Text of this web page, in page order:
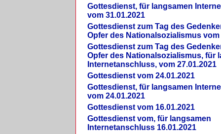
Gottesdienst, für langsamen
vom 31.01.2021
Gottesdienst zum Tag des
Opfer des Nationalsozialismus vom
Gottesdienst zum Tag des
Opfer des Nationalsozialismus, für
Internetanschluss, vom 27.01.2021
Gottesdienst vom 24.01.2021
Gottesdienst, für langsamen
vom 24.01.2021
Gottesdienst vom 16.01.2021
Gottesdienst vom, für langsamen
Internetanschluss 16.01.2021